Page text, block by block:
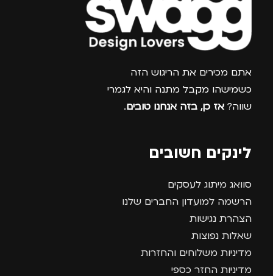
צרפו אותי למועדון
אתם מכירים את הריגוש הזה
כשמישהו מקבל מתנה והיא לגמרי
שווה? אז כן, בזה אנחנו טובים.
לינקים חשובים
סוואג מיתוג לעסקים
הרשמה למועדון החברים שלנו
הצהרת נגישות
שאלות נפוצות
מדיניות משלוחים והחזרות
מדיניות החזר כספי